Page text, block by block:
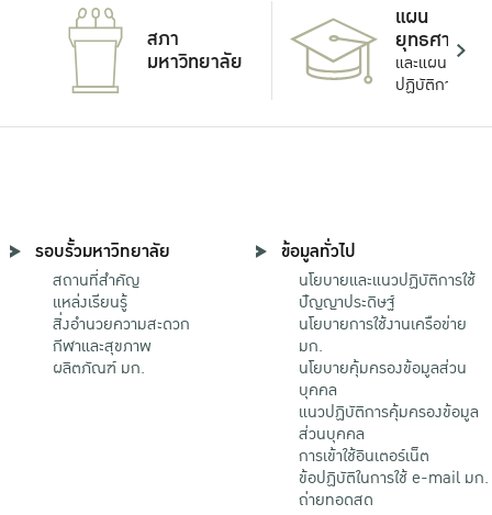
สภา
มหาวิทยาลัย
แผน
ยุทธศาสตร์
และแผน
ปฏิบัติการ
รอบรั้วมหาวิทยาลัย
สถานที่สำคัญ
แหล่งเรียนรู้
สิ่งอำนวยความสะดวก
กีฬาและสุขภาพ
ผลิตภัณฑ์ มก.
ข้อมูลทั่วไป
นโยบายและแนวปฏิบัติการใช้
ปัญญาประดิษฐ์
นโยบายการใช้งานเครือข่าย
มก.
นโยบายคุ้มครองข้อมูลส่วน
บุคคล
แนวปฏิบัติการคุ้มครองข้อมูล
ส่วนบุคคล
การเข้าใช้อินเตอร์เน็ต
ข้อปฏิบัติในการใช้ e-mail มก.
ถ่ายทอดสด